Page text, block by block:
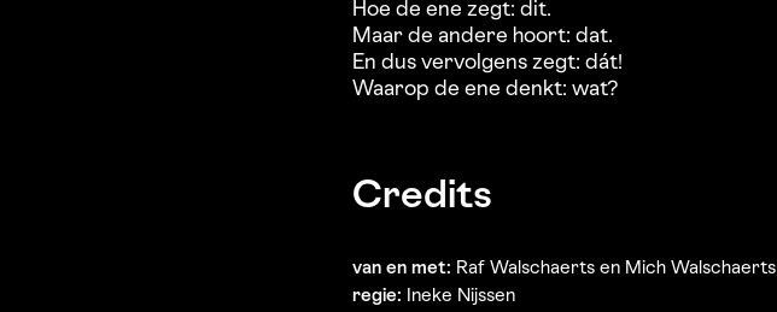
Hoe de ene zegt: dit.
Maar de andere hoort: dat.
En dus vervolgens zegt: dát!
Waarop de ene denkt: wat?
Credits
van en met: Raf Walschaerts en Mich Walschaerts
regie: Ineke Nijssen